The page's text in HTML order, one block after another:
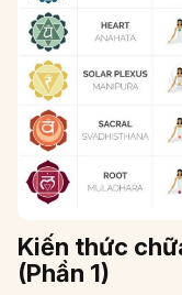
Kiến thức
(Phần 1)